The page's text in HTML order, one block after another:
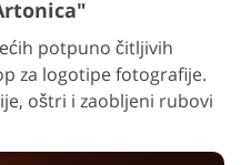
potpuno čitljivih
za logotipe fotografije.
oštri i zaobljeni rubovi